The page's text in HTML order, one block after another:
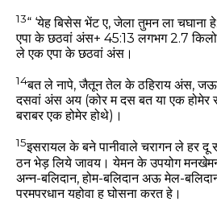
13“ ‘येह बिसेस भेंट ए, जेला तुमन ला चघाना
एपा के छठवां अंस+ 45:13 लगभग 2.7
ले एक एपा के छठवां अंस।
14बत ले नापे, जैतून तेल के ठहिराय अंस,
दसवां अंस अय (कोर म दस बत या एक होमेर
बराबर एक होमेर होथे)।
15इसरायल के बने पानीवाले चरागन ले हर
ठन भेड़ लिये जावय। येमन के उपयोग
अन्न-बलिदान, होम-बलिदान अऊ मेल-
परमपरधान यहोवा ह घोसना करत हे।